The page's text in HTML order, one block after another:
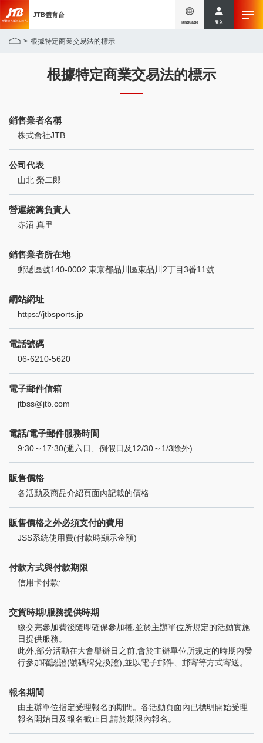
JTB體育台
language 登入
根據特定商業交易法的標示
根據特定商業交易法的標示
銷售業者名稱
株式會社JTB
公司代表
山北 榮二郎
營運統籌負責人
赤沼 真里
銷售業者所在地
郵遞區號140-0002 東京都品川區東品川2丁目3番11號
網站網址
https://jtbsports.jp
電話號碼
06-6210-5620
電子郵件信箱
jtbss@jtb.com
電話/電子郵件服務時間
9:30～17:30(週六日、例假日及12/30～1/3除外)
販售價格
各活動及商品介紹頁面內記載的價格
販售價格之外必須支付的費用
JSS系統使用費(付款時顯示金額)
付款方式與付款期限
信用卡付款:
交貨時期/服務提供時期
繳交完參加費後隨即確保參加權,並於主辦單位所規定的活動實施
日提供服務。
此外,部分活動在大會舉辦日之前,會於主辦單位所規定的時期內發
行參加確認證(號碼牌兌換證),並以電子郵件、郵寄等方式寄送。
報名期間
由主辦單位指定受理報名的期間。各活動頁面內已標明開始受理
報名開始日及報名截止日,請於期限內報名。